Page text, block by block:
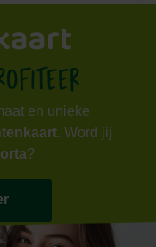
en unieke
. Word jij
?